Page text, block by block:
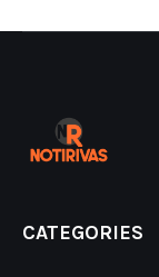
CATEGORIES